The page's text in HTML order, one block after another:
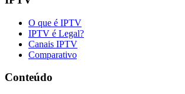
O que é IPTV
IPTV é Legal?
Canais IPTV
Comparativo
Conteúdo